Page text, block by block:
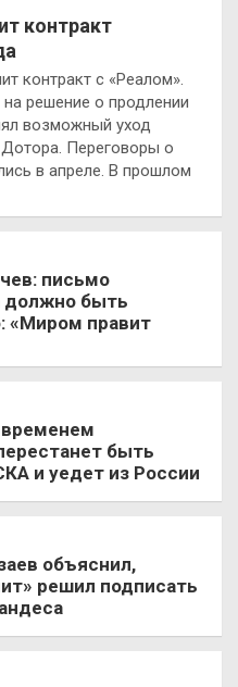
контракт
контракт с «Реалом».
решение о продлении
возможный уход
Переговоры о
в апреле. В прошлом
письмо
должно быть
«Миром правит
быть
и уедет из России
объяснил,
решил подписать